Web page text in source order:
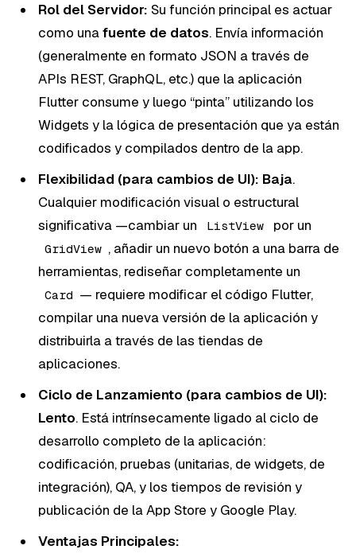
Rol del Servidor: Su función principal es actuar
como unafuente de datos. Envía información
(generalmente en formato JSON a través de
APIs REST, GraphQL, etc.) que la aplicación
Flutter consume y luego “pinta” utilizando los
Widgets y la lógica de presentación que ya están
codificados y compilados dentro de la app.
Flexibilidad (para cambios de UI): Baja.
Cualquier modificación visual o estructural
significativa —cambiar un
ListView por un
GridView , añadir un nuevo botón a una barra de
herramientas, rediseñar completamente un
Card — requiere modificar el código Flutter,
compilar una nueva versión de la aplicación y
distribuirla a través de las tiendas de
aplicaciones.
Ciclo de Lanzamiento (para cambios de UI):
Lento. Está intrínsecamente ligado al ciclo de
desarrollo completo de la aplicación:
codificación, pruebas (unitarias, de widgets, de
integración), QA, y los tiempos de revisión y
publicación de la App Store y Google Play.
Ventajas Principales: